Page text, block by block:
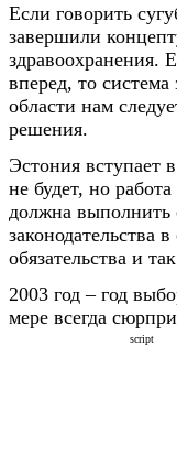
Если говорить
завершили
здравоохранения.
вперед, то
области нам
решения.
Эстония
не будет, но
должна выполнить
законодательства
обязательства и
2003 год – год
мере всегда
script